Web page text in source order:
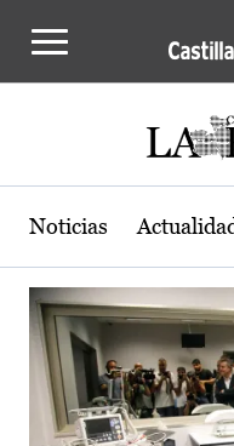
Actualidad de
Noticias